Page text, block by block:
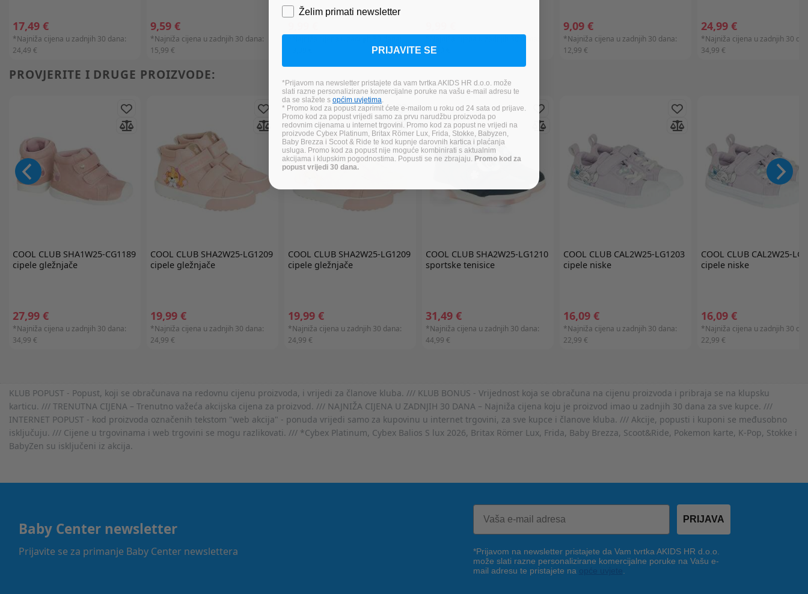
17,49 €
*Najniža cijena u zadnjih 30 dana:
24,49 €
9,59 €
*Najniža cijena u zadnjih 30 dana:
15,99 €
*Najniža cijena u zadnjih 30 dana:
15,99 €
9,09 €
*Najniža cijena u zadnjih 30 dana:
12,99 €
24,99 €
*Najniža cijena u zadnjih 30
34,99 €
PROVJERITE I DRUGE PROIZVODE:
COOL CLUBSHA1W25-CG1189
cipele gležnjače
27,99 €
*Najniža cijena u zadnjih 30 dana:
34,99 €
COOL CLUBSHA2W25-LG1209
cipele gležnjače
19,99 €
*Najniža cijena u zadnjih 30 dana:
24,99 €
COOL CLUBSHA2W25-LG1209
cipele gležnjače
19,99 €
*Najniža cijena u zadnjih 30 dana:
24,99 €
COOL CLUBSHA2W25-LG1210
sportske tenisice
31,49 €
*Najniža cijena u zadnjih 30 dana:
44,99 €
COOL CLUBCAL2W25-LG1203
cipele niske
16,09 €
*Najniža cijena u zadnjih 30 dana:
22,99 €
COOL CLUBCAL2W25-
cipele niske
16,09 €
*Najniža cijena u zadnjih 30
22,99 €
KLUB POPUST - Popust, koji se obračunava na redovnu cijenu proizvoda, i vrijedi za članove kluba. /// KLUB BONUS - Vrijednost koja se obračuna na cijenu proizvoda i pribraja se na klupsku
karticu. /// TRENUTNA CIJENA – Trenutno važeća akcijska cijena za proizvod. /// NAJNIŽA CIJENA U ZADNJIH 30 DANA – Najniža cijena koju je proizvod imao u zadnjih 30 dana za sve kupce. ///
INTERNET POPUST - kod proizvoda označenih tekstom "web akcija" - ponuda vrijedi samo za kupovinu u internet trgovini, za sve kupce i članove kluba. /// Akcije, popusti i kuponi se međusobno
isključuju. /// Cijene u trgovinama i web trgovini se mogu razlikovati. /// *Cybex Platinum, Cybex Balios S lux 2026, Britax Römer Lux, Frida, Baby Brezza, Scoot&Ride, Pokemon karte, K-Pop, Stokke i
BabyZen su isključeni iz akcija.
Baby Center newsletter
Prijavite se za primanje Baby Center newslettera
PRIJAVA
*Prijavom na newsletter pristajete da Vam tvrtka AKIDS HR d.o.o.
može slati razne personalizirane komercijalne poruke na Vašu e-
mail adresu te pristajete na
.
Želim primati newsletter
PRIJAVITE SE
*Prijavom na newsletter pristajete da vam tvrtka AKIDS HR d.o.o. može
slati razne personalizirane komercijalne poruke na vašu e-mail adresu te
da se slažete s općim uvjetima
* Promo kod za popust zaprimit ćete e-mailom u roku od 24 sata od prijave.
Promo kod za popust vrijedi samo za prvu narudžbu proizvoda po
redovnim cijenama u internet trgovini. Promo kod za popust ne vrijedi na
proizvode Cybex Platinum, Britax Römer Lux, Frida, Stokke, Babyzen,
Baby Brezza i Scoot & Ride te kod kupnje darovnih kartica i plaćanja
usluga. Promo kod za popust nije moguće kombinirati s aktualnim
akcijama i klupskim pogodnostima. Popusti se ne zbrajaju. Promo kod za
popust vrijedi 30 dana.